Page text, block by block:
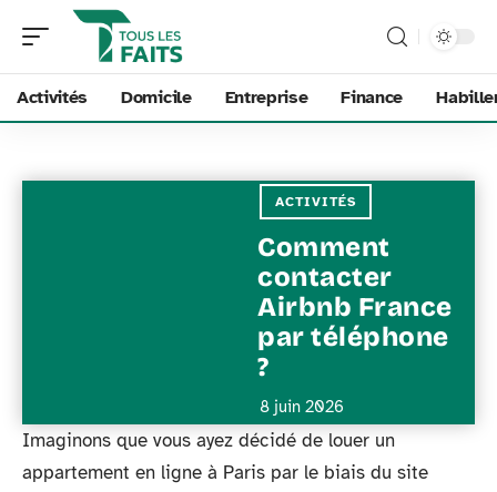
Activités Domicile Entreprise Finance
ACTIVITÉS
Comment
contacter
Airbnb France
par téléphone
?
8 juin 2026
Imaginons que vous ayez décidé de louer un
appartement en ligne à Paris par le biais du site